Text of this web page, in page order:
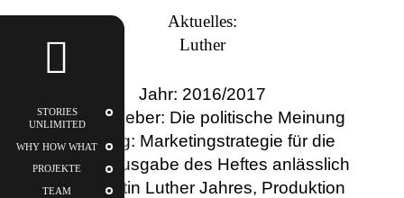
STORIES
UNLIMITED
STORIES
UNLIMITED
WHY HOW WHAT
PROJEKTE
TEAM
Aktuelles:
Luther
Jahr: 2016/2017
Auftraggeber: Die politische Meinung
Umfang: Marketingstrategie für die
Sonderausgabe des Heftes anlässlich
des Martin Luther Jahres, Produktion